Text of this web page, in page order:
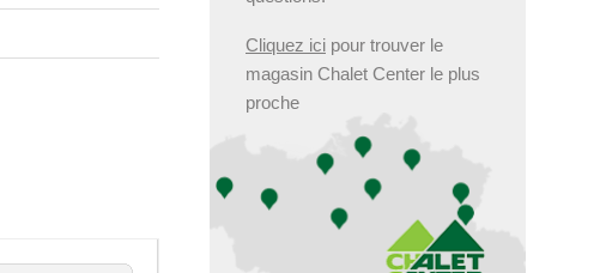
Cliquez ici pour trouver le
magasin Chalet Center le plus
proche